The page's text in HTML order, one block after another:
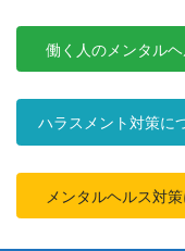
働く人のメンタル
ハラスメント対策に
メンタルヘルス対